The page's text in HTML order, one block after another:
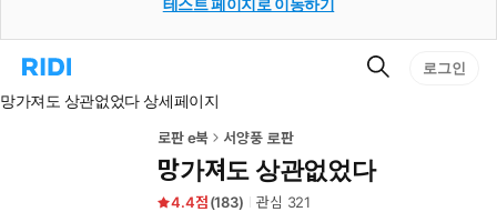
테스트 페이지로 이동하기
리
홈
검
로그인
망가져도 상관없었다 상세페이지
로판 e북 서양풍 로판
망가져도 상관없었다
4.4 (183) 관심 321